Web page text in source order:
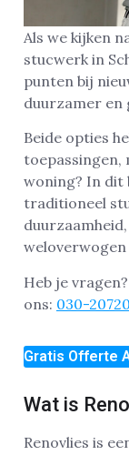
Als we kijken
stucwerk in
punten bij
duurzamer en
Beide opties
toepassingen,
woning? In dit
traditioneel
weloverwogen
Heb je vragen?
ons: 030-
Gratis Offerte
Wat is
Renovlies is